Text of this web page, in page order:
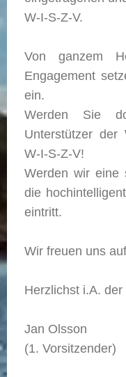
W-I-S-Z-V.
Von ganzem
Engagement
ein.
Werden Sie
Unterstützer der
W-I-S-Z-V!
Werden wir eine
die
eintritt.
Wir freuen uns
Herzlichst i.A. der
Jan Olsson
(1. Vorsitzender)